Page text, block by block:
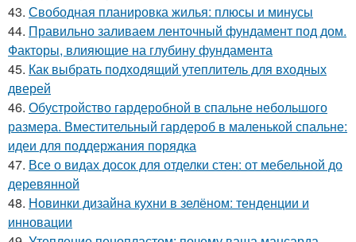
43. Свободная планировка жилья: плюсы и минусы
44. Правильно заливаем ленточный фундамент под дом.
Факторы, влияющие на глубину фундамента
45. Как выбрать подходящий утеплитель для входных
дверей
46. Обустройство гардеробной в спальне небольшого
размера. Вместительный гардероб в маленькой спальне:
идеи для поддержания порядка
47. Все о видах досок для отделки стен: от мебельной до
деревянной
48. Новинки дизайна кухни в зелёном: тенденции и
инновации